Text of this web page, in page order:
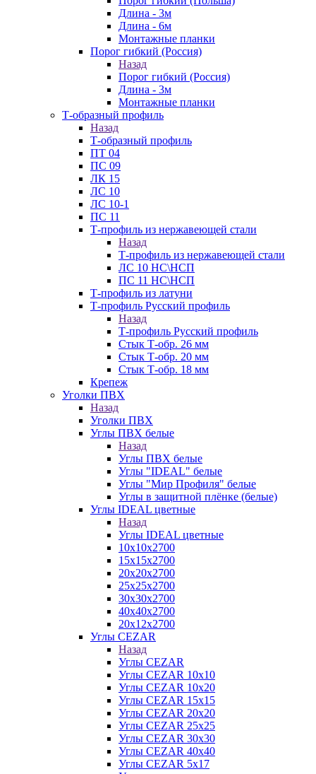
Длина - 3м
Длина - 6м
Монтажные планки
Порог гибкий (Россия)
Назад
Порог гибкий (Россия)
Длина - 3м
Монтажные планки
Т-образный профиль
Назад
Т-образный профиль
ПТ 04
ПС 09
ЛК 15
ЛС 10
ЛС 10-1
ПС 11
Т-профиль из нержавеющей стали
Назад
Т-профиль из нержавеющей стали
ЛС 10 НС\НСП
ПС 11 НС\НСП
Т-профиль из латуни
Т-профиль Русский профиль
Назад
Т-профиль Русский профиль
Стык Т-обр. 26 мм
Стык Т-обр. 20 мм
Стык Т-обр. 18 мм
Крепеж
Уголки ПВХ
Назад
Уголки ПВХ
Углы ПВХ белые
Назад
Углы ПВХ белые
Углы "IDEAL" белые
Углы "Мир Профиля" белые
Углы в защитной плёнке (белые)
Углы IDEAL цветные
Назад
Углы IDEAL цветные
10х10х2700
15х15х2700
20х20х2700
25х25х2700
30х30х2700
40х40х2700
20х12х2700
Углы CEZAR
Назад
Углы CEZAR
Углы CEZAR 10х10
Углы CEZAR 10х20
Углы CEZAR 15х15
Углы CEZAR 20х20
Углы CEZAR 25х25
Углы CEZAR 30х30
Углы CEZAR 40х40
Углы CEZAR 5х17